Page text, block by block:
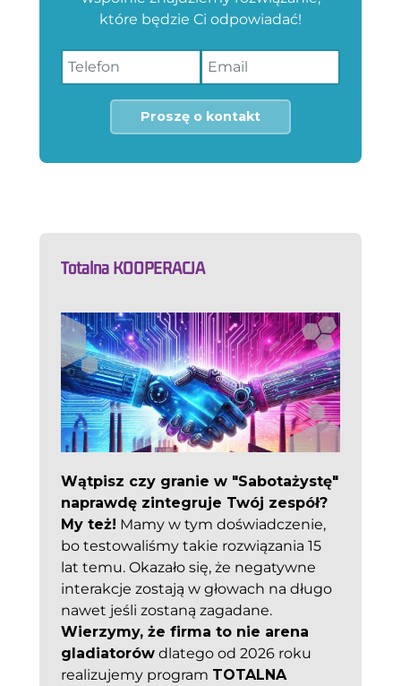
które będzie Ci odpowiadać!
Proszę o kontakt
Totalna KOOPERACJA
Wątpisz czy granie w "Sabotażystę"
naprawdę zintegruje Twój zespół?
My też! Mamy w tym doświadczenie,
bo testowaliśmy takie rozwiązania 15
lat temu. Okazało się, że negatywne
interakcje zostają w głowach na długo
nawet jeśli zostaną zagadane.
Wierzymy, że firma to nie arena
gladiatorów dlatego od 2026 roku
realizujemy program TOTALNA